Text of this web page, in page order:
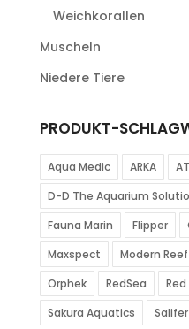
Weichkorallen
Muscheln
Niedere Tiere
PRODUKT-
Aqua Medic ARKA
D-D The Aquarium
Fauna Marin
Flipper
Maxspect
Modern Reef
Orphek
RedSea Red
Sakura Aquatics